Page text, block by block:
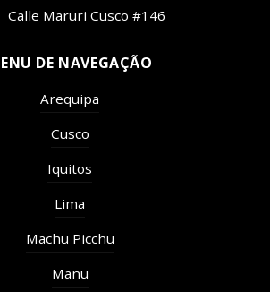
Calle Maruri Cusco #146
DE NAVEGAÇÃO
Arequipa
Cusco
Iquitos
Lima
Machu Picchu
Manu